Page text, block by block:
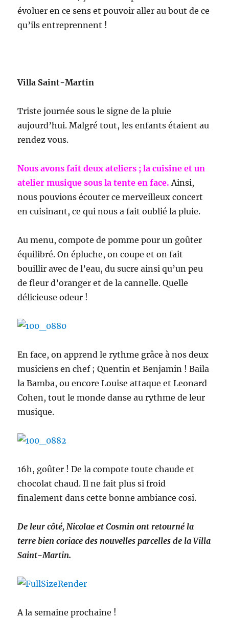
évoluer en ce sens et pouvoir aller au bout de ce
qu’ils entreprennent !
Villa Saint-Martin
Triste journée sous le signe de la pluie
aujourd’hui. Malgré tout, les enfants étaient au
rendez vous.
Nous avons fait deux ateliers ; la cuisine et un
atelier musique sous la tente en face. Ainsi,
nous pouvions écouter ce merveilleux concert
en cuisinant, ce qui nous a fait oublié la pluie.
Au menu, compote de pomme pour un goûter
équilibré. On épluche, on coupe et on fait
bouillir avec de l’eau, du sucre ainsi qu’un peu
de fleur d’oranger et de la cannelle. Quelle
délicieuse odeur !
En face, on apprend le rythme grâce à nos deux
musiciens en chef ; Quentin et Benjamin ! Baila
la Bamba, ou encore Louise attaque et Leonard
Cohen, tout le monde danse au rythme de leur
musique.
16h, goûter ! De la compote toute chaude et
chocolat chaud. Il ne fait plus si froid
finalement dans cette bonne ambiance cosi.
De leur côté, Nicolae et Cosmin ont retourné la
terre bien coriace des nouvelles parcelles de la Villa
Saint-Martin.
A la semaine prochaine !